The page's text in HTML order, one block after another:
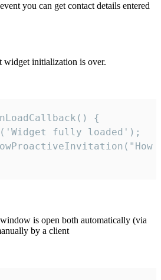
you can get contact details entered
widget initialization is over.
{
fully loaded');
is open both automatically (via
by a client